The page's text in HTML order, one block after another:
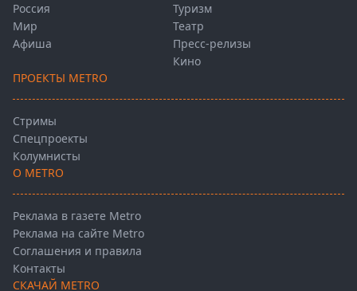
Россия
Мир
Афиша
Туризм
Театр
Пресс-релизы
Кино
ПРОЕКТЫ METRO
Стримы
Спецпроекты
Колумнисты
О METRO
Реклама в газете Metro
Реклама на сайте Metro
Соглашения и правила
Контакты
СКАЧАЙ METRO